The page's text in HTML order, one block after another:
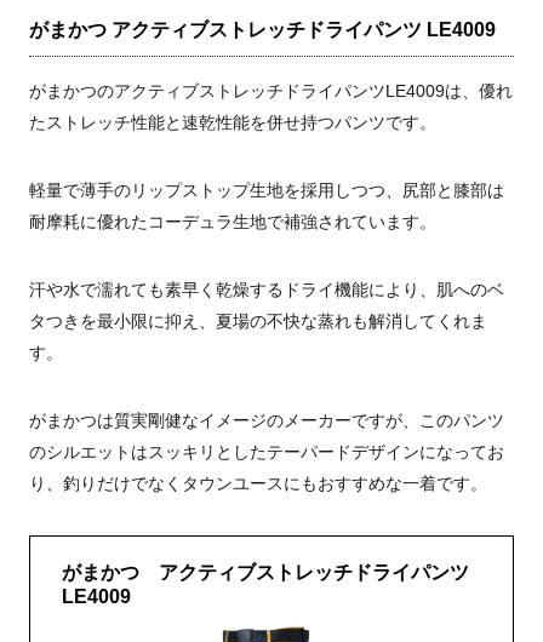
がまかつ アクティブストレッチドライパンツ LE4009
がまかつのアクティブストレッチドライパンツLE4009は、優れ
たストレッチ性能と速乾性能を併せ持つパンツです。
軽量で薄手のリップストップ生地を採用しつつ、尻部と膝部は
耐摩耗に優れたコーデュラ生地で補強されています。
汗や水で濡れても素早く乾燥するドライ機能により、肌へのベ
タつきを最小限に抑え、夏場の不快な蒸れも解消してくれま
す。
がまかつは質実剛健なイメージのメーカーですが、このパンツ
のシルエットはスッキリとしたテーパードデザインになってお
り、釣りだけでなくタウンユースにもおすすめな一着です。
がまかつ アクティブストレッチドライパンツ
LE4009